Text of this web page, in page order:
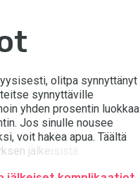
olitpa synnyttänyt
synnyttäville
yhden prosentin luokkaa
Jos sinulle nousee
voit hakea apua. Täältä
jälkeisistä